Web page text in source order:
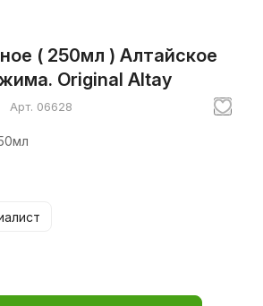
( 250мл ) Алтайское
Original Altay
Арт. 06628